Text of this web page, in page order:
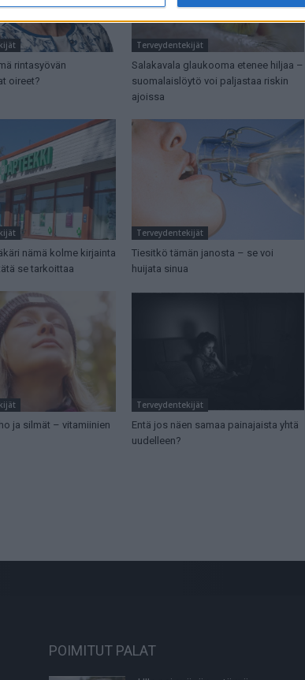
rintasyövän
oireet?
Terveydentekijät
Salakavala glaukooma etenee hiljaa –
suomalaislöytö voi paljastaa riskin
ajoissa
nämä kolme kirjainta
se tarkoittaa
Terveydentekijät
Tiesitkö tämän janosta – se voi
huijata sinua
ja silmät – vitamiinien
Terveydentekijät
Entä jos näen samaa painajaista yhtä
uudelleen?
POIMITUT PALAT